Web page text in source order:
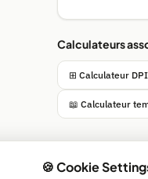
Calculateurs
⊞ Calculateur DPI
📖 Calculateur
🍪 Cookie